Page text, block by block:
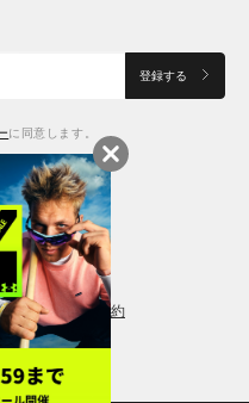
登録する
に同意します。
表記 会員規約